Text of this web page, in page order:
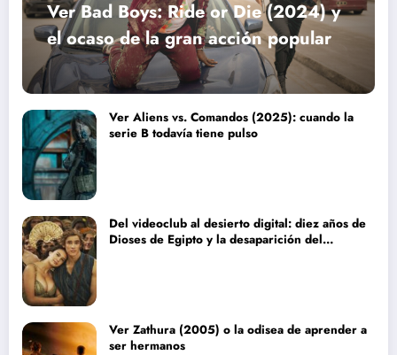
Ver Bad Boys: Ride or Die (2024) y
el ocaso de la gran acción popular
Ver Aliens vs. Comandos (2025): cuando la
serie B todavía tiene pulso
Del videoclub al desierto digital: diez años de
Dioses de Egipto y la desaparición del
Ver Zathura (2005) o la odisea de aprender a
ser hermanos